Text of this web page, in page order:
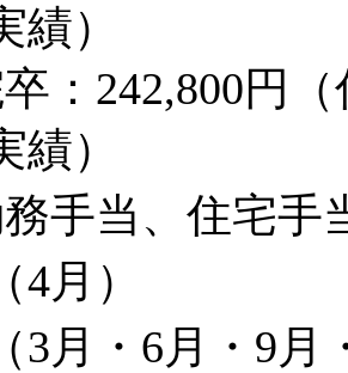
績）
：242,800円
績）
手当、住宅手
4月）
3月・6月・9月